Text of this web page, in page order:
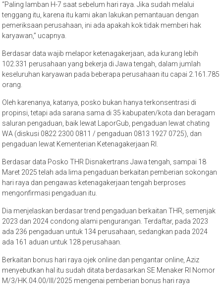
“Paling lamban H-7 saat sebelum hari raya. Jika sudah melalui
tenggang itu, karena itu kami akan lakukan pemantauan dengan
pemeriksaan perusahaan, ini ada apakah kok tidak memberi hak
karyawan,” ucapnya.
Berdasar data wajib melapor ketenagakerjaan, ada kurang lebih
102.331 perusahaan yang bekerja di Jawa tengah, dalam jumlah
keseluruhan karyawan pada beberapa perusahaan itu capai 2.161.785
orang.
Oleh karenanya, katanya, posko bukan hanya terkonsentrasi di
propinsi, tetapi ada sarana sama di 35 kabupaten/kota dan beragam
saluran pengaduan, baik lewat LaporGub, pengaduan lewat chating
WA (diskusi 0822 2300 0811 / pengaduan 0813 1927 0725), dan
pengaduan lewat Kementerian Ketenagakerjaan RI.
Berdasar data Posko THR Disnakertrans Jawa tengah, sampai 18
Maret 2025 telah ada lima pengaduan berkaitan pemberian sokongan
hari raya dan pengawas ketenagakerjaan tengah berproses
mengonfirmasi pengaduan itu.
Dia menjelaskan berdasar trend pengaduan berkaitan THR, semenjak
2023 dan 2024 condong alami pengurangan. Terdaftar, pada 2023
ada 236 pengaduan untuk 134 perusahaan, sedangkan pada 2024
ada 161 aduan untuk 128 perusahaan.
Berkaitan bonus hari raya ojek online dan pengantar online, Aziz
menyebutkan hal itu sudah ditata berdasarkan SE Menaker RI Nomor
M/3/HK.04.00/III/2025 mengenai pemberian bonus hari raya